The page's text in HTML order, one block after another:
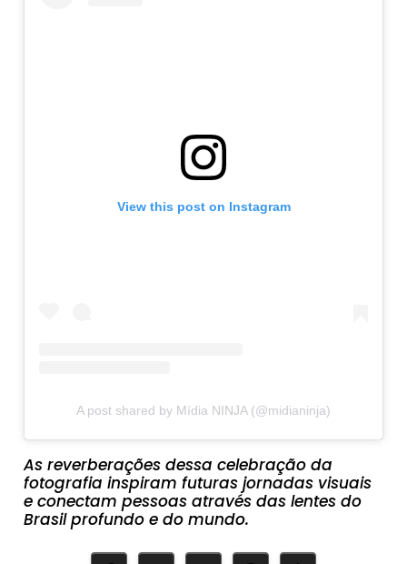
View this post on Instagram
A post shared by Mídia NINJA (@midianinja)
As reverberações dessa celebração da
fotografia inspiram futuras jornadas visuais
e conectam pessoas através das lentes do
Brasil profundo e do mundo.